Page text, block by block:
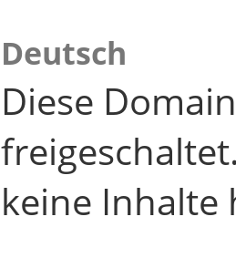
Deutsch
Diese
keine Inhalte